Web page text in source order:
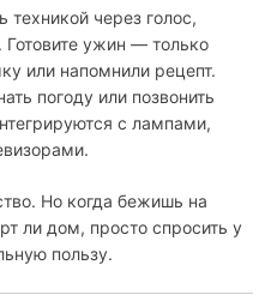
техникой через голос,
ужин — только
или напомнили рецепт.
погоду или позвонить
с лампами,
Но когда бежишь на
ли дом, просто спросить у
пользу.